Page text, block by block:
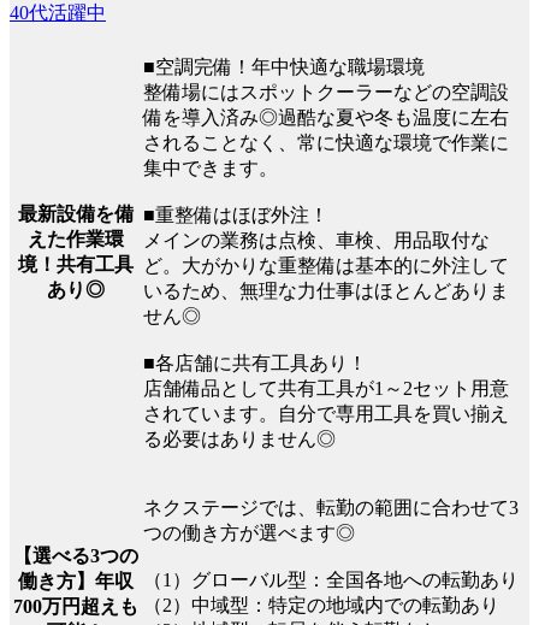
40代活躍中
最新設備を備
えた作業環
境！共有工具
あり◎
■空調完備！年中快適な職場環境
整備場にはスポットクーラーなどの空調設
備を導入済み◎過酷な夏や冬も温度に左右
されることなく、常に快適な環境で作業に
集中できます。
■重整備はほぼ外注！
メインの業務は点検、車検、用品取付な
ど。大がかりな重整備は基本的に外注して
いるため、無理な力仕事はほとんどありま
せん◎
■各店舗に共有工具あり！
店舗備品として共有工具が1～2セット用意
されています。自分で専用工具を買い揃え
る必要はありません◎
【選べる3つの
働き方】年収
700万円超えも
ネクステージでは、転勤の範囲に合わせて3
つの働き方が選べます◎
（1）グローバル型：全国各地への転勤あり
（2）中域型：特定の地域内での転勤あり